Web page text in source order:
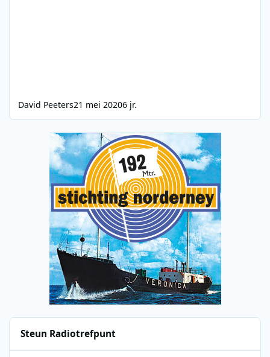
David Peeters21 mei 20206 jr.
Steun Radiotrefpunt